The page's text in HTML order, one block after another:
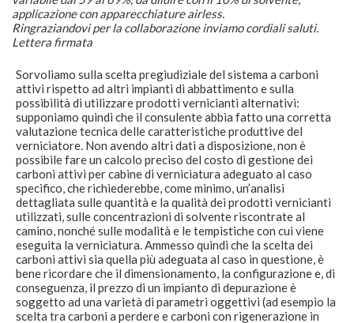
applicazione con apparecchiature airless.
Ringraziandovi per la collaborazione inviamo cordiali saluti.
Lettera firmata
Sorvoliamo sulla scelta pregiudiziale del sistema a carboni
attivi rispetto ad altri impianti di abbattimento e sulla
possibilità di utilizzare prodotti vernicianti alternativi:
supponiamo quindi che il consulente abbia fatto una corretta
valutazione tecnica delle caratteristiche produttive del
verniciatore. Non avendo altri dati a disposizione, non è
possibile fare un calcolo preciso del costo di gestione dei
carboni attivi per cabine di verniciatura adeguato al caso
specifico, che richiederebbe, come minimo, un’analisi
dettagliata sulle quantità e la qualità dei prodotti vernicianti
utilizzati, sulle concentrazioni di solvente riscontrate al
camino, nonché sulle modalità e le tempistiche con cui viene
eseguita la verniciatura. Ammesso quindi che la scelta dei
carboni attivi sia quella più adeguata al caso in questione, è
bene ricordare che il dimensionamento, la configurazione e, di
conseguenza, il prezzo di un impianto di depurazione è
soggetto ad una varietà di parametri oggettivi (ad esempio la
scelta tra carboni a perdere e carboni con rigenerazione in